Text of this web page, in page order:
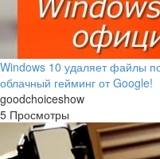
Windows 10 удаляет файлы
облачный гейминг от Google!
goodchoiceshow
5 Просмотры